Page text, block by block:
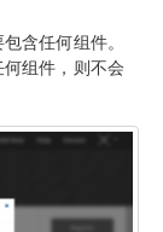
含任何组件。
组件，则不会